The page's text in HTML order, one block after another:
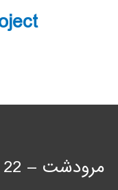
مرودشت – 22 بهمن شمالی